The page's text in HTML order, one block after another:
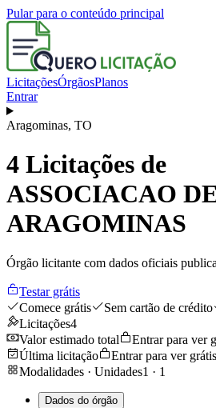
Pular para o conteúdo principal
LicitaçõesÓrgãosPlanos
Entrar
Aragominas, TO
4 Licitações de
ASSOCIACAO
ARAGOMINAS
Órgão licitante com dados oficiais
Testar grátis
Comece grátis
Sem cartão de crédito
Licitações4
Valor estimado total
Entrar para ver
Última licitação
Entrar para ver grátis
Modalidades · Unidades1 · 1
Dados do órgão